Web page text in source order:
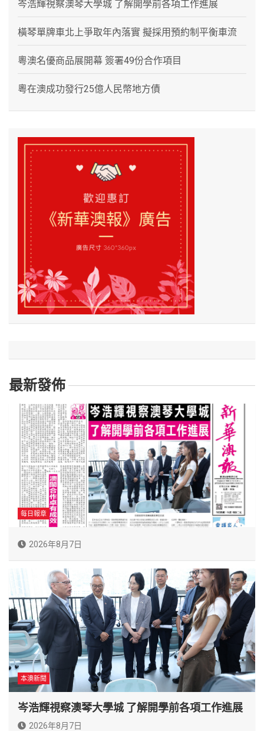
岑浩輝視察澳琴大學城 了解開學前各項工作進展
橫琴單牌車北上爭取年內落實 擬採用預約制平衡車流
粵澳名優商品展開幕 簽署49份合作項目
粵在澳成功發行25億人民幣地方債
最新發佈
每日報章
2026年8月7日
本澳新聞
岑浩輝視察澳琴大學城 了解開學前各項工作進展
2026年8月7日